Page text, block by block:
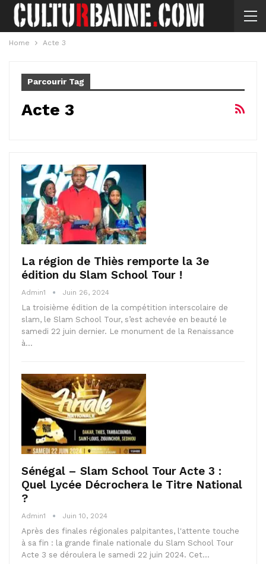
Home Acte 3
Parcourir Tag
Acte 3
La région de Thiès remporte la 3e
édition du Slam School Tour !
Admin1 Juin 26, 2024
La troisième édition de la compétition interscolaire de
slam, le Slam School Tour, s’est achevée en beauté le
samedi 22 juin dernier. Le monument de la Renaissance
à…
Sénégal – Slam School Tour Acte 3 :
Quel Lycée Décrochera le Titre National
?
Admin1 Juin 10, 2024
Après des finales régionales palpitantes, l'attente touche
à sa fin : la grande finale nationale du Slam School Tour
Acte 3 se déroulera le samedi 22 juin 2024. Cet…